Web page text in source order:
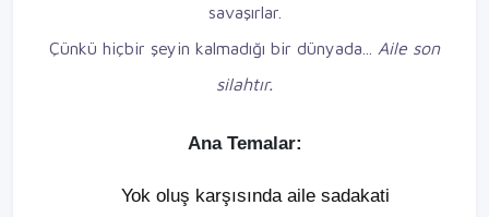
savaşırlar.
Çünkü hiçbir şeyin kalmadığı bir dünyada...
Aile son
silahtır.
Ana Temalar:
Yok oluş karşısında aile sadakati